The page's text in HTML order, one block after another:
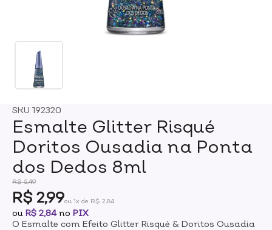
SKU 192320
Esmalte Glitter Risqué
Doritos Ousadia na Ponta
dos Dedos 8ml
R$ 5,49
R$ 2,99ou 1x de R$ 2,84
ou R$ 2,84no PIX
O Esmalte com Efeito Glitter Risqué & Doritos Ousadia